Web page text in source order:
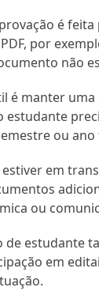
é
por
não
é manter uma
estudante
ou
em
ou
de estudante
em